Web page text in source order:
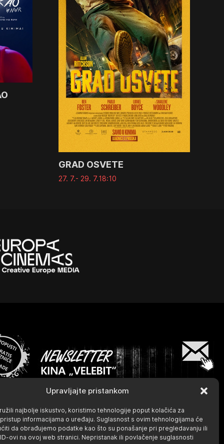
Upravljajte pristankom
najbolje iskustvo, koristimo tehnologije poput kolačića za
informacijama o uređaju. Suglasnost s ovim tehnologijama će
da obrađujemo podatke kao što su ponašanje pri pregledavanju ili
ovi na ovoj web stranici. Nepristanak ili povlačenje suglasnosti
GRAD OSVETE
27. 7.- 29. 7.18:10